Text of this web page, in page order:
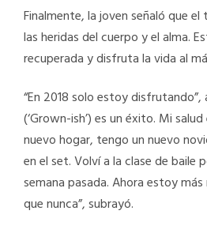
Finalmente, la joven señaló que
las heridas del cuerpo y el alma.
recuperada y disfruta la vida al
“En 2018 solo estoy disfrutando”,
(‘Grown-ish’) es un éxito. Mi
nuevo hogar, tengo un nuevo
en el set. Volví a la clase de baile
semana pasada. Ahora estoy
que nunca”, subrayó.